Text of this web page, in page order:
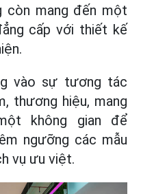
còn mang đến một
cấp với thiết kế
vào sự tương tác
thương hiệu, mang
không gian để
ngưỡng các mẫu
vụ ưu việt.